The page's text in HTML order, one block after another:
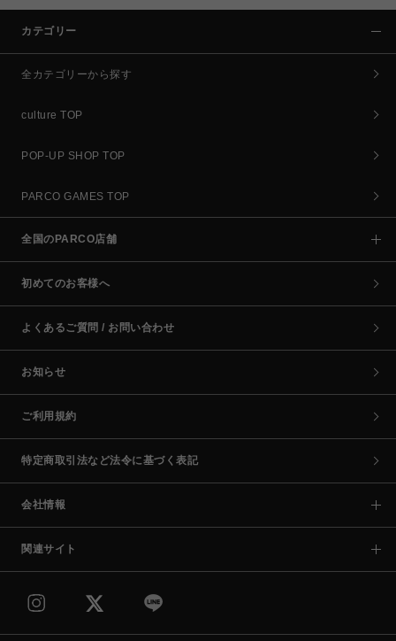
カテゴリー
全カテゴリーから探す
culture TOP
POP-UP SHOP TOP
PARCO GAMES TOP
全国のPARCO店舗
初めてのお客様へ
よくあるご質問 / お問い合わせ
お知らせ
ご利用規約
特定商取引法など法令に基づく表記
会社情報
関連サイト